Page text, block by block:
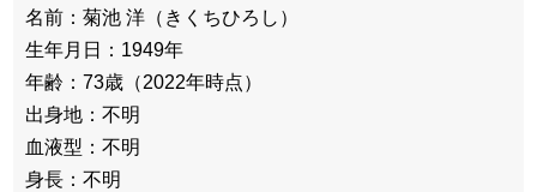
名前：菊池 洋（きくちひろし）
生年月日：1949年
年齢：73歳（2022年時点）
出身地：不明
血液型：不明
身長：不明